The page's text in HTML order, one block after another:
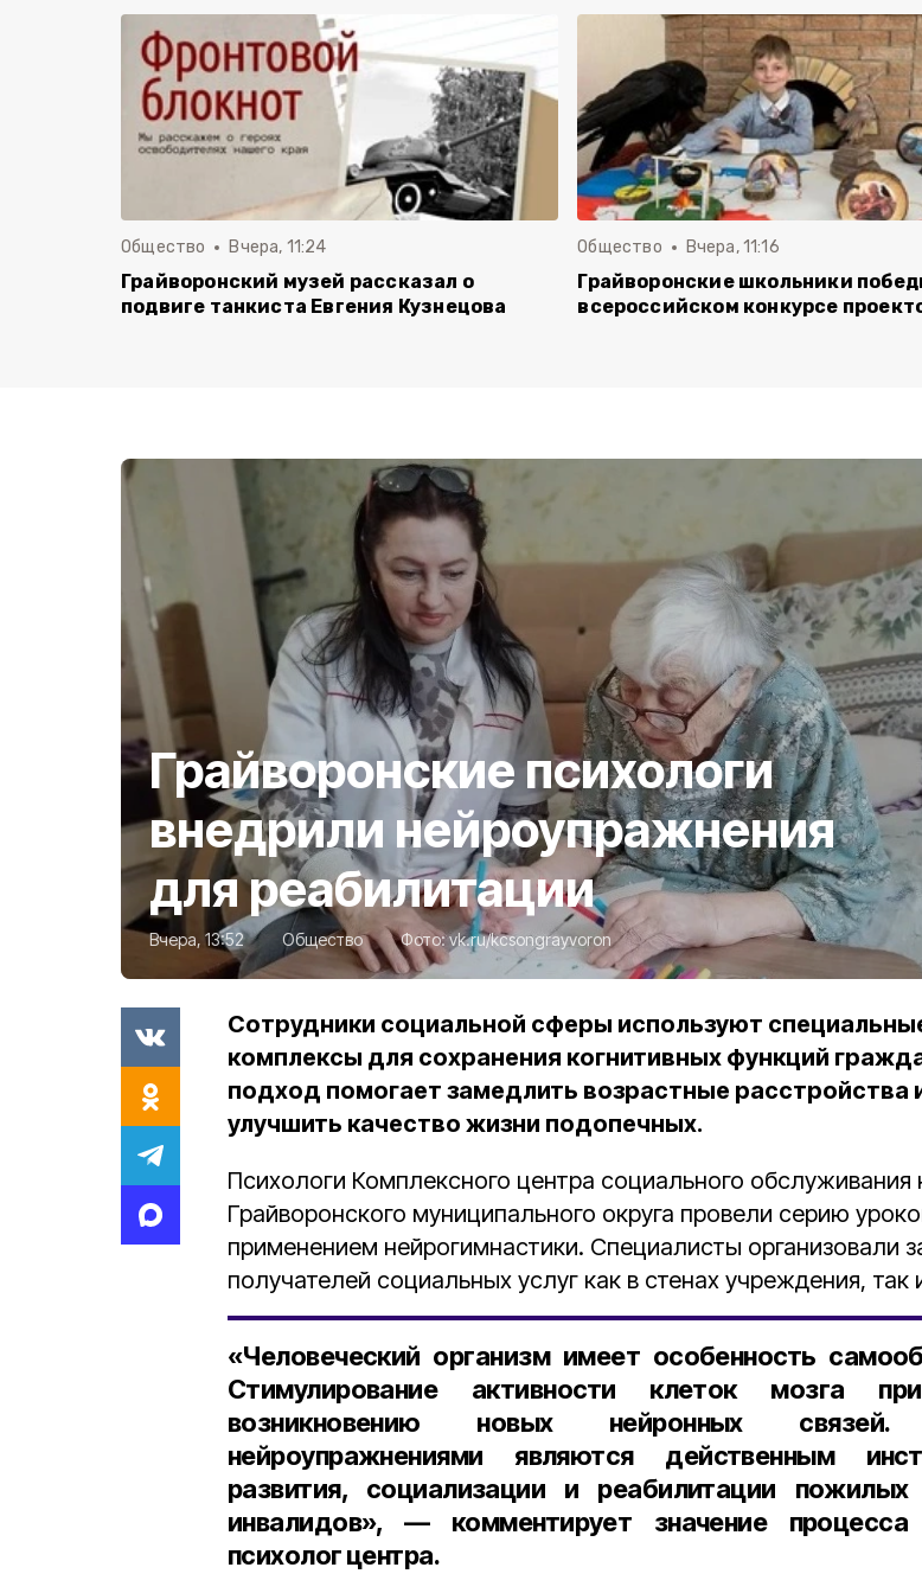
Общество Вчера, 11:24
Грайворонский музей рассказал о
подвиге танкиста Евгения Кузнецова
Общество Вчера, 11:16
Грайворонские школьники
всероссийском конкурсе
Грайворонские психологи
внедрили нейроупражнения
для реабилитации
Вчера, 13:52 Общество Фото:vk.ru/kcsongrayvoron
Сотрудники социальной сферы используют
комплексы для сохранения когнитивных функций
подход помогает замедлить возрастные расстройства
улучшить качество жизни подопечных.
Психологи Комплексного центра социального обслуживания
Грайворонского муниципального округа провели серию
применением нейрогимнастики. Специалисты организовали
получателей социальных услуг как в стенах учреждения, так
«Человеческий организм имеет особенность
Стимулирование активности клеток мозга
возникновению новых нейронных связей.
нейроупражнениями являются действенным
развития, социализации и реабилитации
инвалидов», — комментирует значение процесса
психолог центра.